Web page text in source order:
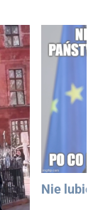
Nie lubię